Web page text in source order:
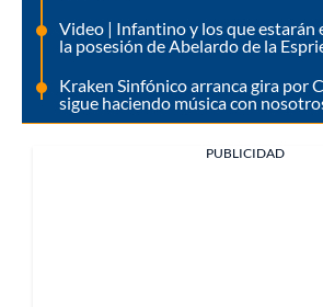
Video | Infantino y los que estarán
la posesión de Abelardo de la
Kraken Sinfónico arranca gira por
sigue haciendo música con
PUBLICIDAD